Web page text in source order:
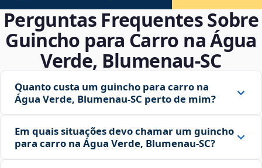
Perguntas Frequentes Sobre
Guincho para Carro na Água
Verde, Blumenau‑SC
Quanto custa um guincho para carro na
Água Verde, Blumenau‑SC perto de mim?
Em quais situações devo chamar um guincho
para carro na Água Verde, Blumenau‑SC?